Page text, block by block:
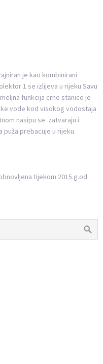
je kao kombinirani
1 se izlijeva u rijeku Savu
funkcija crne stanice je
vode kod visokog vodostaja
nasipu se zatvaraju i
prebacuje u rijeku.
tijekom 2015.g.od